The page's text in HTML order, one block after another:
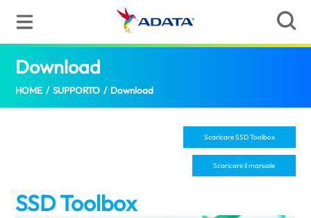
Download
HOME / SUPPORTO / Download
Scaricare SSD Toolbox
Scaricare il manuale
SSD Toolbox